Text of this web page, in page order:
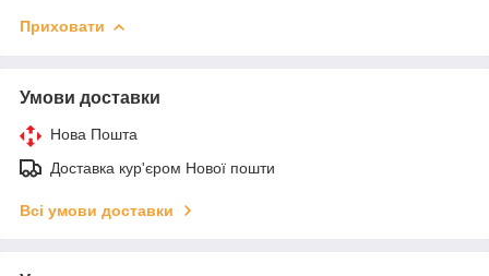
Приховати
Умови доставки
Нова Пошта
Доставка кур'єром Нової пошти
Всі умови доставки